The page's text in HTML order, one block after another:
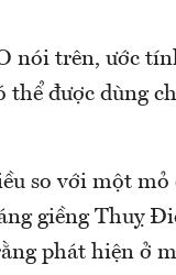
nói trên, ước
được dùng
so với một
giềng Thuỵ
phát hiện ở